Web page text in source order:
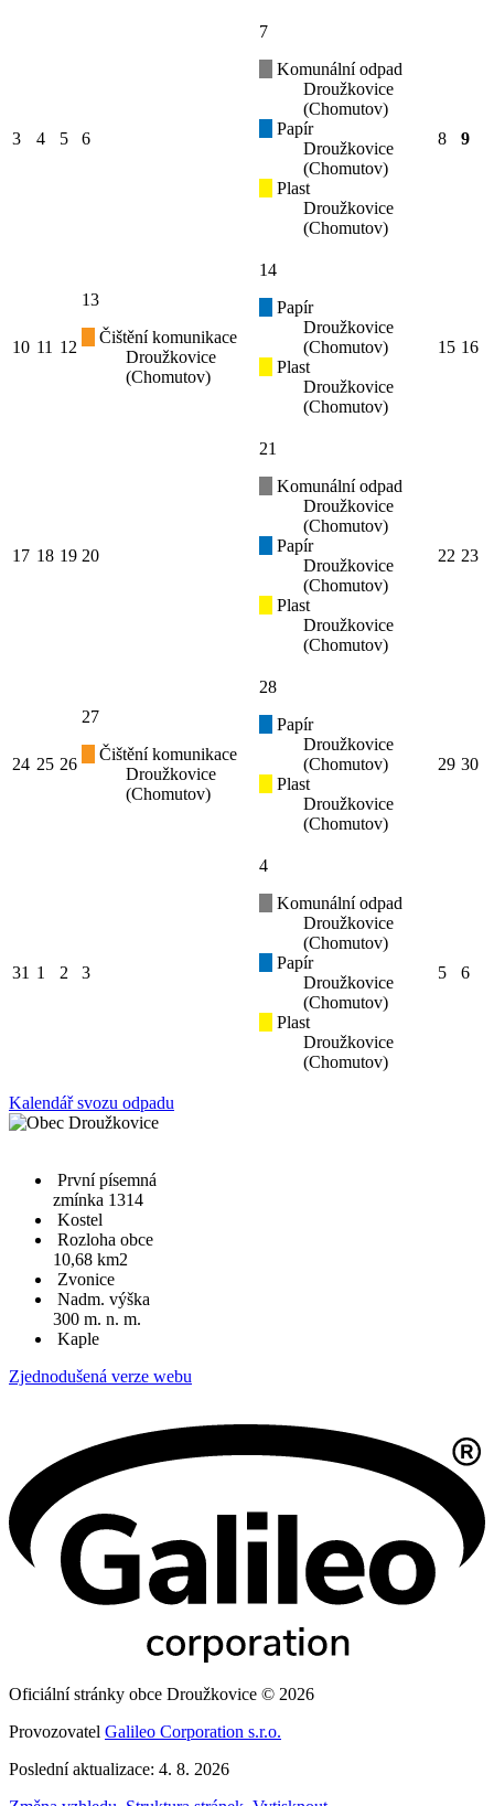
3 4 5 6
7
Komunální odpad
Droužkovice
(Chomutov)
Papír
Droužkovice
(Chomutov)
Plast
Droužkovice
(Chomutov)
8 9
10 11 12
13
Čištění komunikace
Droužkovice
(Chomutov)
14
Papír
Droužkovice
(Chomutov)
Plast
Droužkovice
(Chomutov)
15 16
17 18 19 20
21
Komunální odpad
Droužkovice
(Chomutov)
Papír
Droužkovice
(Chomutov)
Plast
Droužkovice
(Chomutov)
22 23
24 25 26
27
Čištění komunikace
Droužkovice
(Chomutov)
28
Papír
Droužkovice
(Chomutov)
Plast
Droužkovice
(Chomutov)
29 30
31 1 2 3
4
Komunální odpad
Droužkovice
(Chomutov)
Papír
Droužkovice
(Chomutov)
Plast
Droužkovice
(Chomutov)
5 6
Kalendář svozu odpadu
První písemná
zmínka 1314
Kostel
Rozloha obce
10,68 km2
Zvonice
Nadm. výška
300 m. n. m.
Kaple
Zjednodušená verze webu
Oficiální stránky obce Droužkovice © 2026
Provozovatel Galileo Corporation s.r.o.
Poslední aktualizace: 4. 8. 2026